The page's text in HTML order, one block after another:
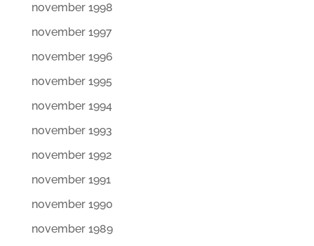
november 1998
november 1997
november 1996
november 1995
november 1994
november 1993
november 1992
november 1991
november 1990
november 1989